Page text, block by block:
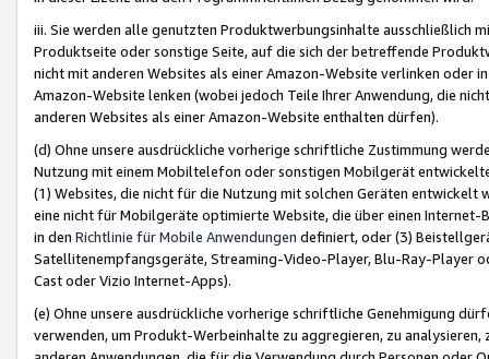
iii. Sie werden alle genutzten Produktwerbungsinhalte ausschließlich
Produktseite oder sonstige Seite, auf die sich der betreffende
nicht mit anderen Websites als einer Amazon-Website verlinken oder
Amazon-Website lenken (wobei jedoch Teile Ihrer Anwendung, die
anderen Websites als einer Amazon-Website enthalten dürfen).
(d) Ohne unsere ausdrückliche vorherige schriftliche Zustimmung
Nutzung mit einem Mobiltelefon oder sonstigen Mobilgerät
(1) Websites, die nicht für die Nutzung mit solchen Geräten
eine nicht für Mobilgeräte optimierte Website, die über einen
in den Richtlinie für Mobile Anwendungen definiert, oder (3)
Satellitenempfangsgeräte, Streaming-Video-Player, Blu-Ray-Player
Cast oder Vizio Internet-Apps).
(e) Ohne unsere ausdrückliche vorherige schriftliche Genehmigung
verwenden, um Produkt-Werbeinhalte zu aggregieren, zu